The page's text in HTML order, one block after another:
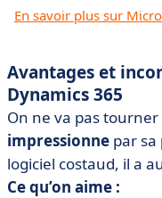
En savoir plus sur
Avantages et
Dynamics 365
On ne va pas
impressionne par
logiciel costaud, il a
Ce qu’on aime :